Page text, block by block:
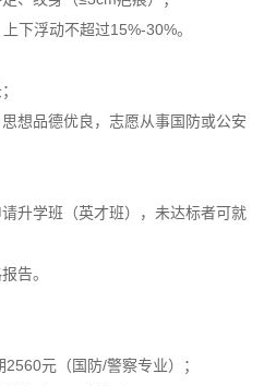
下浮动不超过15%-30%。
想品德优良，志愿从事国防或公安
升学班（英才班），未达标者可就
告。
元（国防/警察专业）；